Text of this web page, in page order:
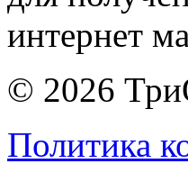
интернет
© 2026
Политика